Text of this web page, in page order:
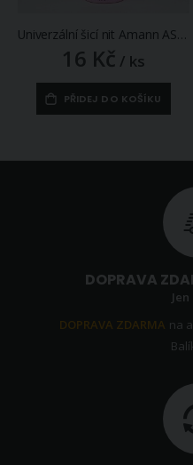
16 Kč / ks
PŘIDEJ DO KOŠÍKU
DOPRAVA
DOPRAVA ZDARMA na